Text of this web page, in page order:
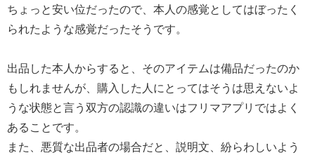
ちょっと安い位だったので、本人の感覚としてはぼったく
られたような感覚だったそうです。
出品した本人からすると、そのアイテムは備品だったのか
もしれませんが、購入した人にとってはそうは思えないよ
うな状態と言う双方の認識の違いはフリマアプリではよく
あることです。
また、悪質な出品者の場合だと、説明文、紛らわしいよう